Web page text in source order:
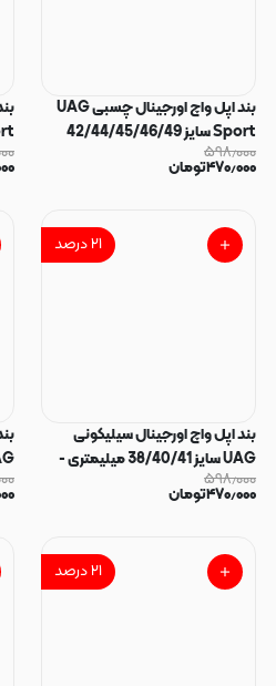
بند اپل واچ اورجینال چسبی UAG
Sport سایز 42/44/45/46/49
میلیمتری - قرمز 140353
۵۹۸٫۰۰۰
۴۷۰٫۰۰۰تومان
۲۱درصد
بند اپل واچ اورجینال سیلیکونی
UAG سایز 38/40/41 میلیمتری -
نارنجی کد 140351
۵۹۸٫۰۰۰
۴۷۰٫۰۰۰تومان
۲۱درصد